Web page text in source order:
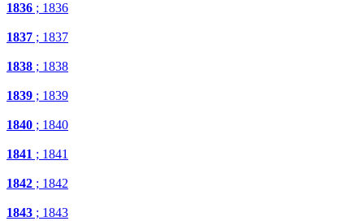
1836 ; 1836
1837 ; 1837
1838 ; 1838
1839 ; 1839
1840 ; 1840
1841 ; 1841
1842 ; 1842
1843 ; 1843